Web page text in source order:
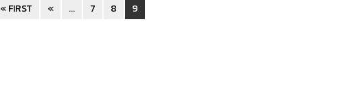
« FIRST « ... 7 8 9